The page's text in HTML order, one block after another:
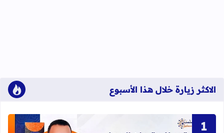
الاكثر زيارة خلال هذا الأسبوع